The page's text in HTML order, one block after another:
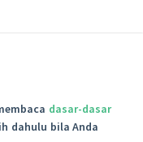
dasar-dasar
dahulu bila Anda